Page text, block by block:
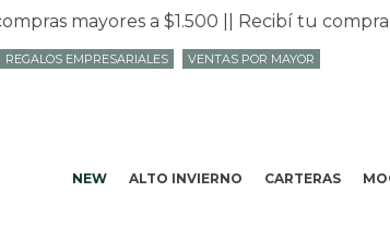
mayores a $1.500 || Recibí tu compra
NEW ALTO INVIERNO CARTERAS
REGALOS EMPRESARIALES VENTAS POR MAYOR